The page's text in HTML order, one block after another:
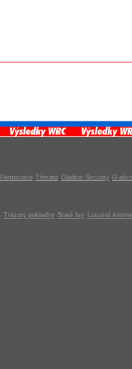
Pomocnice Témata Gladius Security G-
Trezory pokladny Staré hry Luxusní